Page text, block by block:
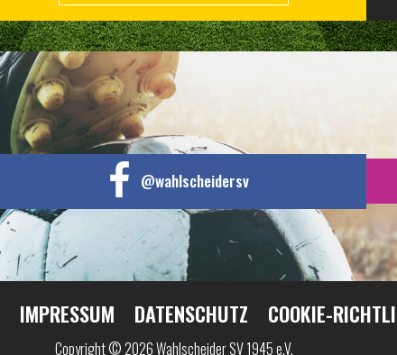
@wahlscheidersv
IMPRESSUM DATENSCHUTZ COOKIE-
Copyright © 2026 Wahlscheider SV 1945 e.V.